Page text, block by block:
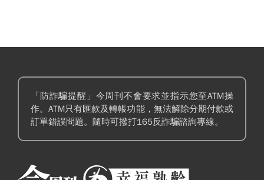
「防詐騙提醒」今周刊不會要求並指示您至ATM操
作。ATM只有匯款及轉帳功能，無法解除分期付款或
訂單錯誤問題。隨時可撥打165反詐騙諮詢專線。